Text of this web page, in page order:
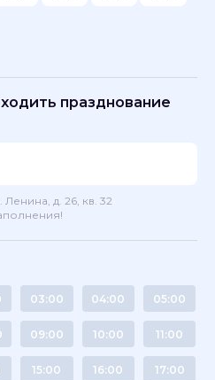
празднование
д. 26, кв. 32
03:00 04:00 05:00
09:00 10:00 11:00
15:00 16:00 17:00